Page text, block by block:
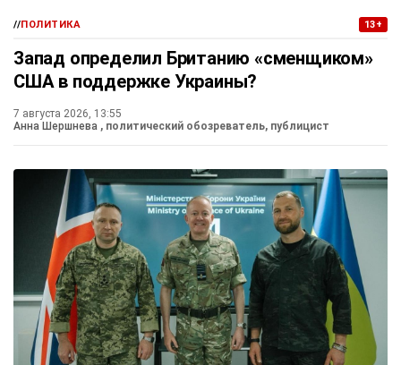
//ПОЛИТИКА 13+
Запад определил Британию «сменщиком»
США в поддержке Украины?
7 августа 2026, 13:55
Анна Шершнева , политический обозреватель, публицист